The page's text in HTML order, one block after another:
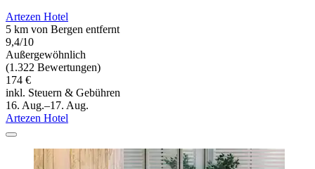
Artezen Hotel
5 km von Bergen entfernt
9,4/10
Außergewöhnlich
(1.322 Bewertungen)
174 €
inkl. Steuern & Gebühren
16. Aug.–17. Aug.
Artezen Hotel